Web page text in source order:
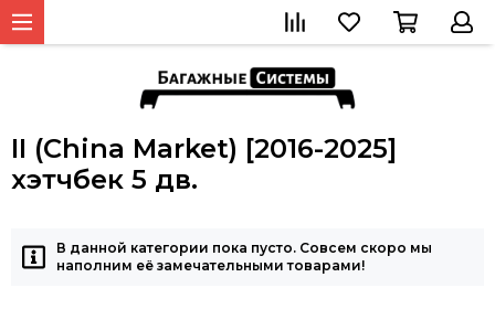
II (China Market) [2016-2025]
хэтчбек 5 дв.
В данной категории пока пусто. Совсем скоро мы
наполним её замечательными товарами!